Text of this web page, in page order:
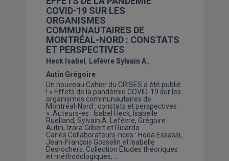
COVID-19 SUR LES
ORGANISMES
COMMUNAUTAIRES DE
MONTRÉAL-NORD : CONSTATS
ET PERSPECTIVES
Heck Isabel
Lefèvre Sylvain A.
Autin Grégoire
Un nouveau Cahier du CRISES a été publié
! « Effets de la pandémie COVID-19 sur les
organismes communautaires de
Montréal-Nord : constats et perspectives
». Auteurs-es : Isabel Heck, Isabelle
Ruelland, Sylvain A. Lefèvre, Grégoire
Autin, Izara Gilbert et Ricardo
Cariès.Collaborateurs-rices : Hoda Essassi,
Jean-François Gosselin et Isabelle
Desrochers. Collection Études théoriques
et méthodologiques, …